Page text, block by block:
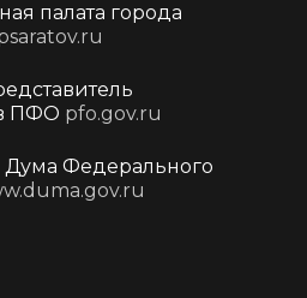
палата города
ПФО pfo.gov.ru
Дума Федерального